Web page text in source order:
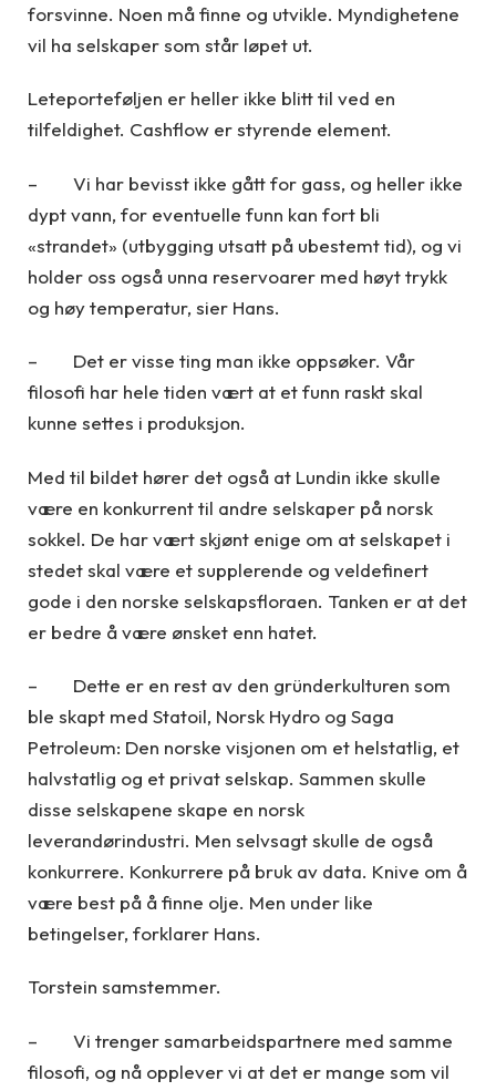
forsvinne. Noen må finne og utvikle. Myndighetene
vil ha selskaper som står løpet ut.
Leteporteføljen er heller ikke blitt til ved en
tilfeldighet. Cashflow er styrende element.
– Vi har bevisst ikke gått for gass, og heller ikke
dypt vann, for eventuelle funn kan fort bli
«strandet» (utbygging utsatt på ubestemt tid), og vi
holder oss også unna reservoarer med høyt trykk
og høy temperatur, sier Hans.
– Det er visse ting man ikke oppsøker. Vår
filosofi har hele tiden vært at et funn raskt skal
kunne settes i produksjon.
Med til bildet hører det også at Lundin ikke skulle
være en konkurrent til andre selskaper på norsk
sokkel. De har vært skjønt enige om at selskapet i
stedet skal være et supplerende og veldefinert
gode i den norske selskapsfloraen. Tanken er at det
er bedre å være ønsket enn hatet.
– Dette er en rest av den gründerkulturen som
ble skapt med Statoil, Norsk Hydro og Saga
Petroleum: Den norske visjonen om et helstatlig, et
halvstatlig og et privat selskap. Sammen skulle
disse selskapene skape en norsk
leverandørindustri. Men selvsagt skulle de også
konkurrere. Konkurrere på bruk av data. Knive om å
være best på å finne olje. Men under like
betingelser, forklarer Hans.
Torstein samstemmer.
– Vi trenger samarbeidspartnere med samme
filosofi, og nå opplever vi at det er mange som vil